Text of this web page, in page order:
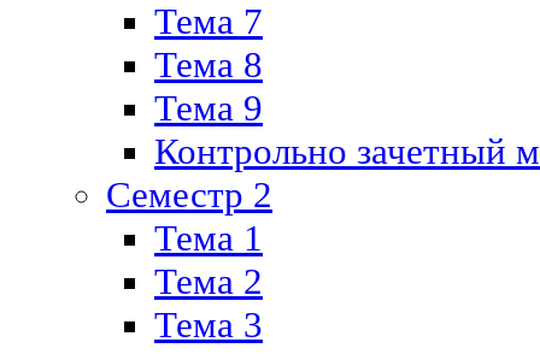
Тема 7
Тема 8
Тема 9
Контрольно зачетный
Семестр 2
Тема 1
Тема 2
Тема 3